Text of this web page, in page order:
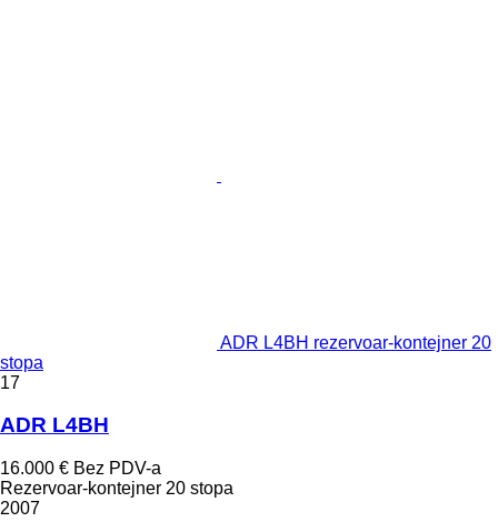
ADR L4BH rezervoar-kontejner 20
stopa
17
ADR L4BH
16.000 € Bez PDV-a
Rezervoar-kontejner 20 stopa
2007